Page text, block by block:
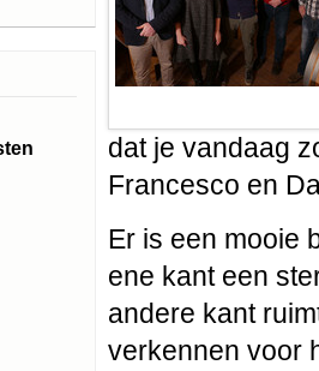
dat je vandaag
Francesco en
Er is een mooie
ene kant een
andere kant
verkennen voor